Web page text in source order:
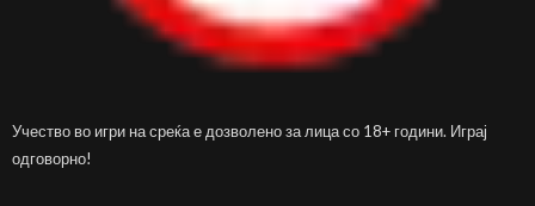
Учество во игри на среќа е дозволено за лица со 18+ години. Играј
одговорно!